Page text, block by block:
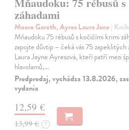
záhadami
Moore Gareth, Ayres Laura Jane |
Mňaudoku 75 rébusů s kočičími krimi
zapojte důvtip – čeká vás 75
Laura Jayne Ayresová, kteří patří mezi
hlavolamů,…
Predpredaj, vychádza 13.8.2026,
vydania
12,59 €
13,99 € ?